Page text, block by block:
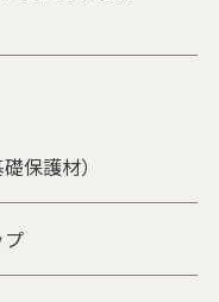
保護材）